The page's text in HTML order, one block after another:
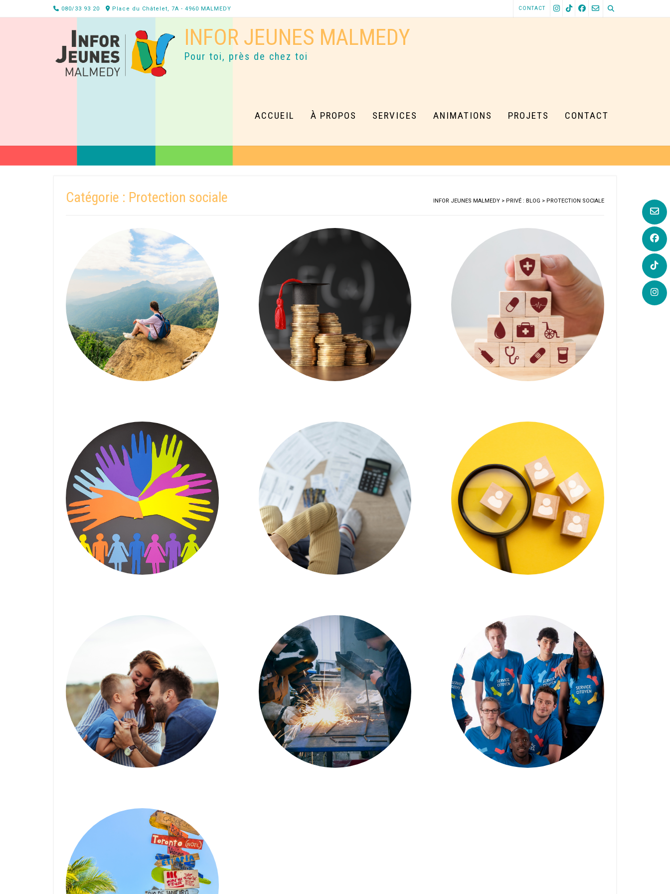
to
080/33 93 20 Place du Châtelet, 7A - 4960 MALMEDY CONTACT
INFOR JEUNES MALMEDY
Pour toi, près de chez toi
ACCUEIL À PROPOS SERVICES ANIMATIONS PROJETS CONTACT
Catégorie : Protection sociale INFOR JEUNES MALMEDY > PRIVÉ : BLOG > PROTECTION SOCIALE
Prendre une année
sabbatique : quelles
conséquences sur mes
droits sociaux ? – Impact
FM (25/09/2024)
3 OCTOBRE 2024| RACHEL GAZON
Les allocations d’études –
Impact FM (03/07/2024)
8 JUILLET 2024| RACHEL GAZON
Je suis une formation en
alternance, dois-je
souscrire à ma propre
mutuelle ? – Impact FM
(06/03/2024)
20 MARS 2024 | RACHEL GAZON
Tout savoir sur le Revenu
d’Intégration Sociale (R.I.S)
pour les étudiants – Impact
FM (18/10/2023)
18 OCTOBRE 2023 | RACHEL GAZON
Etudiant au CPAS : de
quelles aides peut-on
bénéficier ? – Impact FM
(04/10/2023)
5 OCTOBRE 2023 | RACHEL GAZON
Le stage d’insertion
professionnelle – Impact
FM (20/09/2023)
20 SEPTEMBRE 2023| RACHEL GAZON
Les congés parentaux –
Impact FM (06/09/2023)
6 SEPTEMBRE 2023| RACHEL GAZON
Je suis une formation en
alternance : dois-je
souscrire à ma propre
mutuelle ? – Impact FM
(04/05/2022)
4 MAI 2022| RACHEL GAZON
Le service citoyen : une
expérience compatible avec
le stage d’insertion
professionnelle – Impact
FM (20/04/2022)
20 AVRIL 2022| RACHEL GAZON
Garantir son droit aux
allocations d’insertion ou